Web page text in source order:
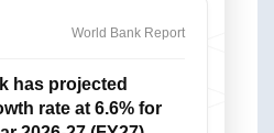
World Bank Report
has projected
rate at 6.6% for